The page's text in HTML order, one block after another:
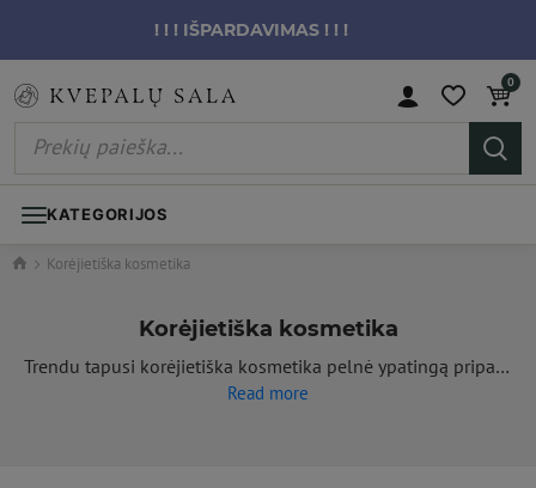
! ! ! IŠPARDAVIMAS ! ! !
0
KATEGORIJOS
Korėjietiška kosmetika
Korėjietiška kosmetika
Trendu tapusi korėjietiška kosmetika pelnė ypatingą pripažinimą visame pasaulyje dėka savo inovatyvumo bei itin aukštos kokybės. Korėjietiškos kosmetikos produktai išsiskiria veiksmingomis formulėmis, natūraliais ingridientais, jiems kurti taikomos naujausios ir inovatyvios technologijos. Be to, korėjietiška odos priežiūros rutina yra žinoma dėl savo daugialypio požiūrio į jūsų odą, padeda pasiekti nepriekaištingą odos išvaizdą ir ilgalaikį rezultatą. Korėjietiškos kosmetikos asortimentas yra ypač platus: veido kaukės, esencijos, serumai, drėkinamieji kremai, veido valikliai, makiažo priemonės ir t.t. Korėjietiški veido kremai, korėjietiškos veido lakštinės kaukės, BB ir CC kremai yra tarp populiariausių bei labiausiai vertinamų produktų visame pasaulyje. Nesvarbu, ar ieškote kasdienės priežiūros priemonių, ar specialių produktų konkrečioms odos problemoms spręsti, korėjietiška kosmetika patenkins įvairius net išrankiausios odos poreikius.
Read more